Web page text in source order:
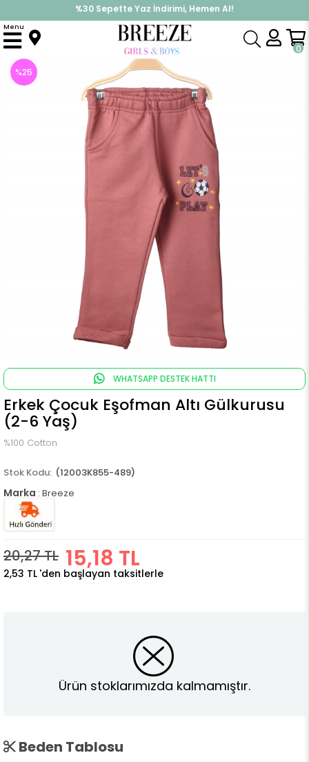
%30 Sepette Yaz İndirimi, Hemen Al!
İndirimlere ek %10 İndirimi Kap, Hemen Üye Ol!
0
Menu
Anasayfa Alt Giyim Eşofman Altı Erkek Çocuk Eşofman Altı Gülkurusu (2-6 Yaş)
%25
WHATSAPP DESTEK HATTI
Erkek Çocuk Eşofman Altı Gülkurusu
(2-6 Yaş)
%100 Cotton
(12003K855-489)
Marka : Breeze
20,27 TL 15,18 TL
2,53 TL 'den başlayan taksitlerle
Ürün stoklarımızda kalmamıştır.
Beden Tablosu